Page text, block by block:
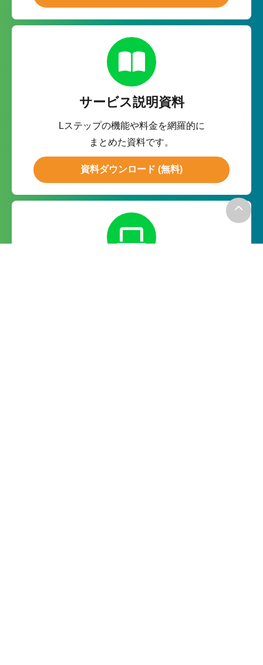
サービス説明資料
Lステップの機能や料金を網羅的に
まとめた資料です。
資料ダウンロード (無料)